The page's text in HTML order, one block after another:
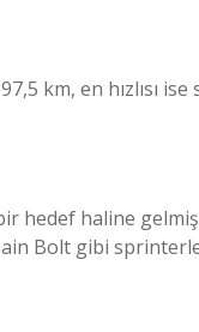
km, en hızlısı ise
hedef haline
Bolt gibi